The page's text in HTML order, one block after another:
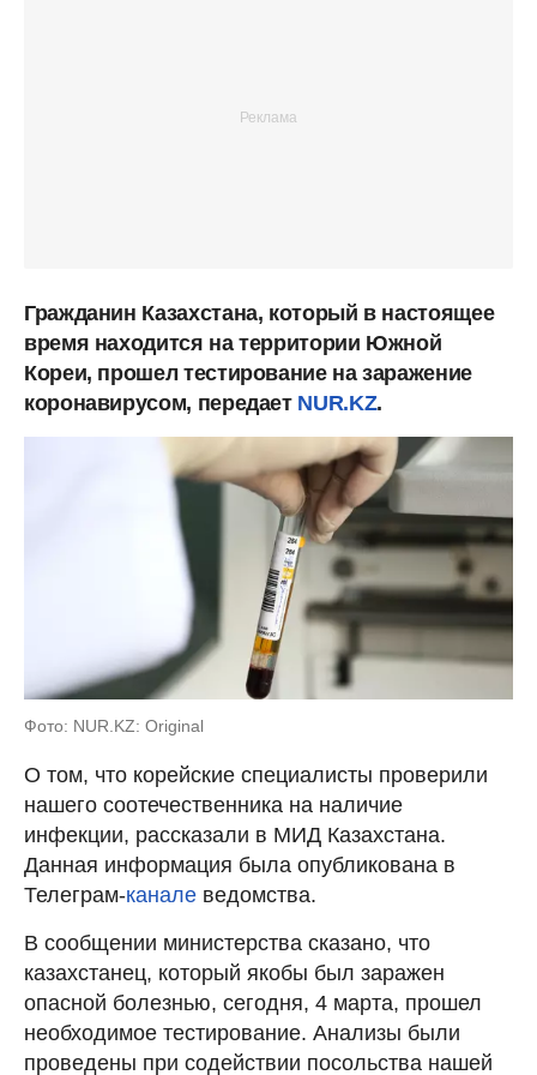
Гражданин Казахстана, который в настоящее
время находится на территории Южной
Кореи, прошел тестирование на заражение
коронавирусом, передает NUR.KZ.
Фото: NUR.KZ: Original
О том, что корейские специалисты проверили
нашего соотечественника на наличие
инфекции, рассказали в МИД Казахстана.
Данная информация была опубликована в
Телеграм-канале ведомства.
В сообщении министерства сказано, что
казахстанец, который якобы был заражен
опасной болезнью, сегодня, 4 марта, прошел
необходимое тестирование. Анализы были
проведены при содействии посольства нашей